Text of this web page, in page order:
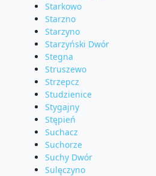
Starkowo
Starzno
Starzyno
Starzyński Dwór
Stegna
Struszewo
Strzepcz
Studzienice
Stygajny
Stępień
Suchacz
Suchorze
Suchy Dwór
Sulęczyno